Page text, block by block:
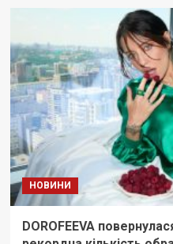
НОВИНИ
DOROFEEVA